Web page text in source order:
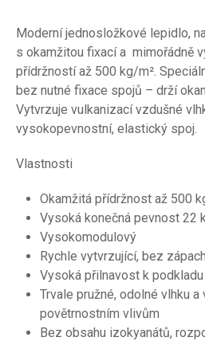
Moderní jednosložkové lepidlo,
s okamžitou fixací a mimořádně
přídržností až 500 kg/m².
bez nutné fixace spojů – drží
Vytvrzuje vulkanizací vzdušné
vysokopevnostní, elastický spoj.
Vlastnosti
Okamžitá přídržnost až 500
Vysoká konečná pevnost 22
Vysokomodulový
Rychle vytvrzující, bez
Vysoká přilnavost k
Trvale pružné, odolné vlhku
povětrnostním vlivům
Bez obsahu izokyanátů,